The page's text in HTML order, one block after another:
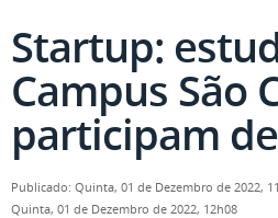
Startup:
Campus São
participam
Publicado: Quinta, 01 de Dezembro de 2022,
Quinta, 01 de Dezembro de 2022, 12h08